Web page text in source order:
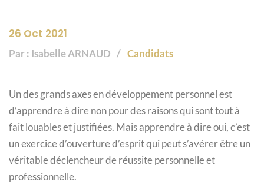
26 Oct 2021
Par : Isabelle ARNAUD Candidats
Un des grands axes en développement personnel est
d’apprendre à dire non pour des raisons qui sont tout à
fait louables et justifiées. Mais apprendre à dire oui, c’est
un exercice d’ouverture d’esprit qui peut s’avérer être un
véritable déclencheur de réussite personnelle et
professionnelle.